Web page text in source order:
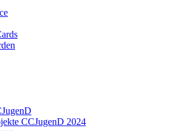
CCJugenD 2024